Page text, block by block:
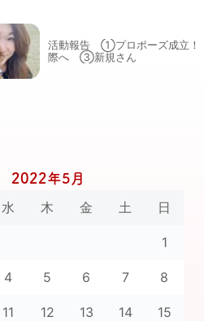
活動報告 ①プロポーズ成立
際へ ③新規さん
2022年5月
水 木 金 土 日
1
4 5 6 7 8
11 12 13 14 15